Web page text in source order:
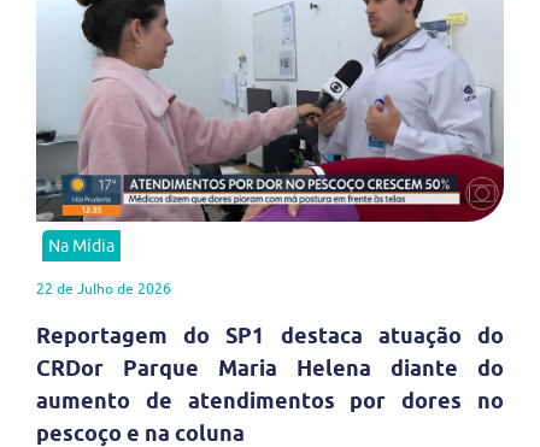
Na Mídia
22 de Julho de 2026
Reportagem do SP1 destaca atuação do
CRDor Parque Maria Helena diante do
aumento de atendimentos por dores no
pescoço e na coluna